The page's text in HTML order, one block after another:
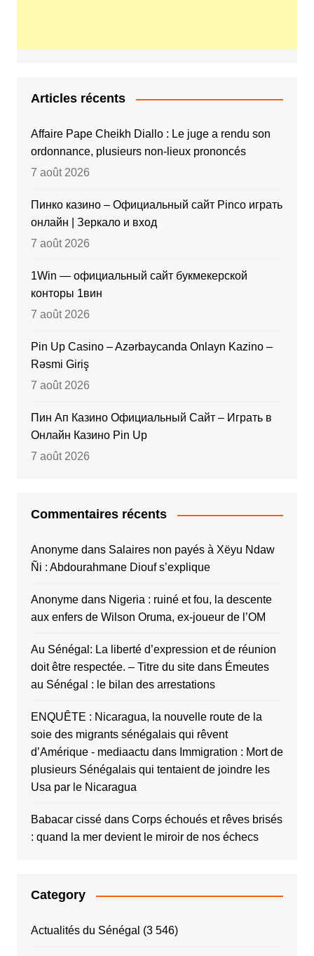
Articles récents
Affaire Pape Cheikh Diallo : Le juge a rendu son
ordonnance, plusieurs non-lieux prononcés
7 août 2026
Пинко казино – Официальный сайт Pinco играть
онлайн | Зеркало и вход
7 août 2026
1Win — официальный сайт букмекерской
конторы 1вин
7 août 2026
Pin Up Casino – Azərbaycanda Onlayn Kazino –
Rəsmi Giriş
7 août 2026
Пин Ап Казино Официальный Сайт – Играть в
Онлайн Казино Pin Up
7 août 2026
Commentaires récents
Anonymedans Salaires non payés à Xëyu Ndaw
Ñi : Abdourahmane Diouf s’explique
Anonymedans Nigeria : ruiné et fou, la descente
aux enfers de Wilson Oruma, ex-joueur de l’OM
Au Sénégal: La liberté d’expression et de réunion
doit être respectée. – Titre du sitedans Émeutes
au Sénégal : le bilan des arrestations
ENQUÊTE : Nicaragua, la nouvelle route de la
soie des migrants sénégalais qui rêvent
d’Amérique - mediaactu dans Immigration : Mort de
plusieurs Sénégalais qui tentaient de joindre les
Usa par le Nicaragua
Babacar cissédans Corps échoués et rêves brisés
: quand la mer devient le miroir de nos échecs
Category
Actualités du Sénégal (3 546)